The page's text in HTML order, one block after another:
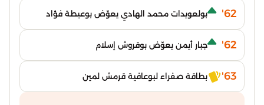
62' بولعويدات محمد الهادي يعوّض بوعيطة فؤاد
62' جبار أيمن يعوّض بوقروش إسلام
63' بطاقة صفراء لبوعافية قرمش لمين